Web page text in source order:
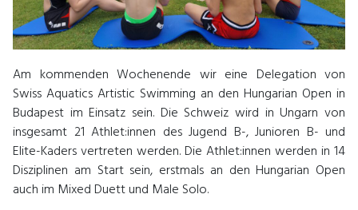
Am kommenden Wochenende wir eine Delegation von
Swiss Aquatics Artistic Swimming an den Hungarian Open in
Budapest im Einsatz sein. Die Schweiz wird in Ungarn von
insgesamt 21 Athlet:innen des Jugend B-, Junioren B- und
Elite-Kaders vertreten werden. Die Athlet:innen werden in 14
Disziplinen am Start sein, erstmals an den Hungarian Open
auch im Mixed Duett und Male Solo.